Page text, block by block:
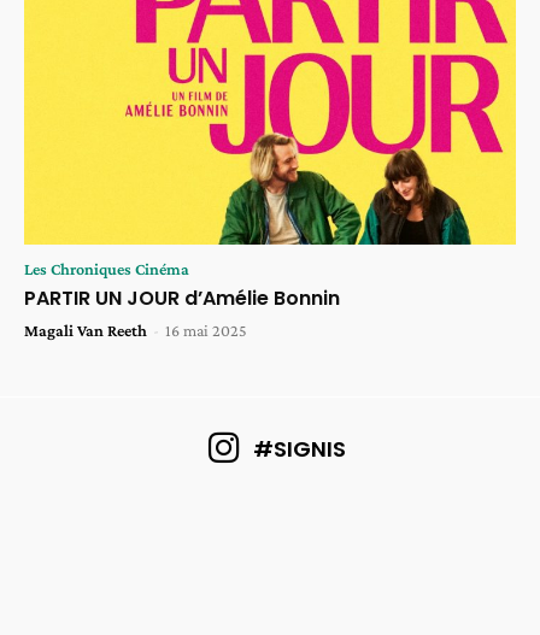
Les Chroniques Cinéma
PARTIR UN JOUR d’Amélie Bonnin
Magali Van Reeth - 16 mai 2025
#SIGNIS